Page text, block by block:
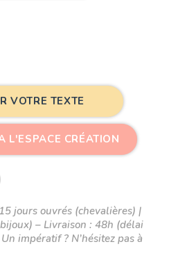
VOTRE TEXTE
L'ESPACE CRÉATION
jours ouvrés (chevalières) |
– Livraison : 48h (délai
impératif ? N’hésitez pas à